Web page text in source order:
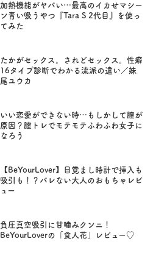
加熱機能がヤバい…最高のイカせマシー
ン青い吸うやつ『Tara S 2代目』を使っ
てみた
たかがセックス。されどセックス。性癖
16タイプ診断でわかる流派の違い／妹
尾ユウカ
いい恋愛ができない時…もしかして膣が
原因？膣トレでモテモテふわふわ女子に
なろう
【BeYourLover】目覚まし時計で挿入も
吸引も！？バレない大人のおもちゃレビ
ュー
負圧真空吸引に甘噛みクンニ！
BeYourLoverの「食人花」レビュー♡